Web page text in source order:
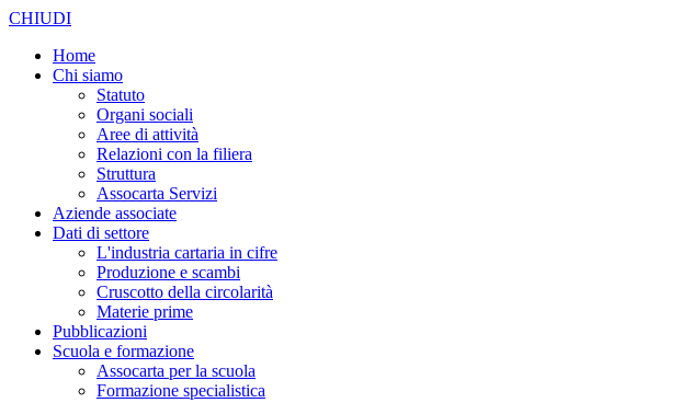
CHIUDI
Home
Chi siamo
Statuto
Organi sociali
Aree di attività
Relazioni con la filiera
Struttura
Assocarta Servizi
Aziende associate
Dati di settore
L'industria cartaria in cifre
Produzione e scambi
Cruscotto della circolarità
Materie prime
Pubblicazioni
Scuola e formazione
Assocarta per la scuola
Formazione specialistica